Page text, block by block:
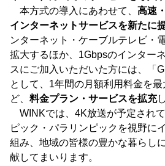
本方式の導入にあわせて、 高速
インターネットサービスを新たに
ンターネット・ケーブルテレビ・
拡大するほか、1Gbpsのインター
スにご加入いただいた方には、「
として、1年間の月額利用料金を
ど、 料金プラン・サービスを拡充
WINKでは、4K放送が予定され
ピック・パラリンピックを視野に
組み、地域の皆様の豊かな暮らし
献してまいります。